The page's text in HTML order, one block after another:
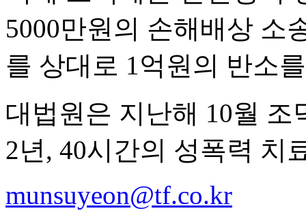
5000만원의 손해배상 소
를 상대로 1억원의 반소
대법원은 지난해 10월
2년, 40시간의 성폭력 치
munsuyeon@tf.co.kr